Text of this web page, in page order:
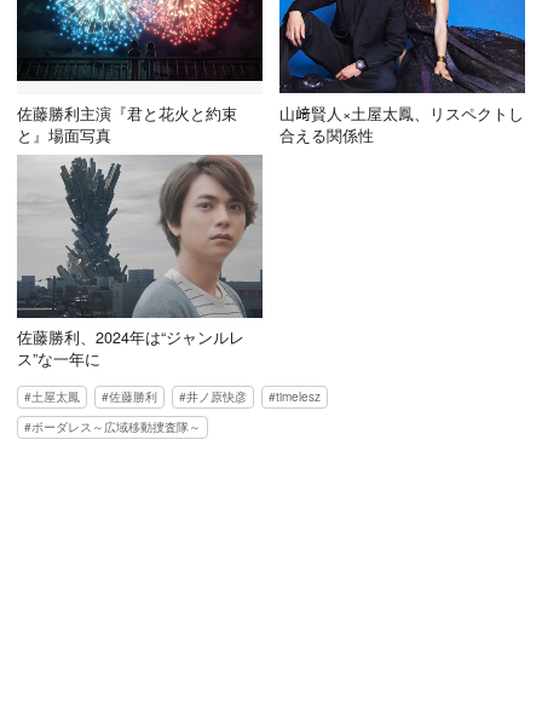
佐藤勝利主演『君と花火と約束
と』場面写真
山﨑賢人×土屋太鳳、リスペクトし
合える関係性
佐藤勝利、2024年は“ジャンルレ
ス”な一年に
土屋太鳳 佐藤勝利 井ノ原快彦
timelesz
ボーダレス～広域移動捜査隊～